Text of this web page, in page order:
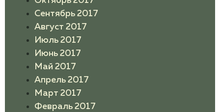
Сентябрь 2017
Август 2017
Июль 2017
Июнь 2017
Май 2017
Апрель 2017
Март 2017
Февраль 2017